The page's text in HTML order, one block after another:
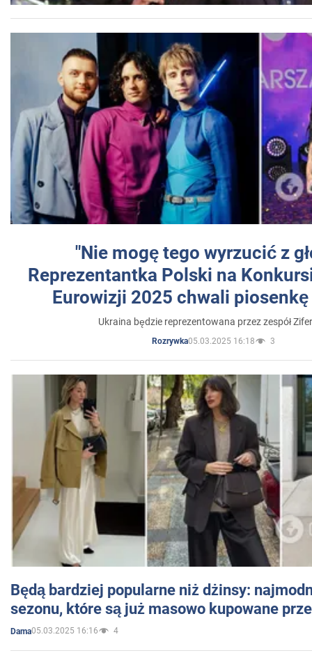
"Nie mogę tego wyrzucić z
Reprezentantka Polski na
Eurowizji 2025 chwali
Ukraina będzie reprezentowana przez zespół
Rozrywka05.03.2025 16:18 3
Będą bardziej popularne niż dżinsy:
sezonu, które są już masowo kupowane
Dama05.03.2025 16:16 4